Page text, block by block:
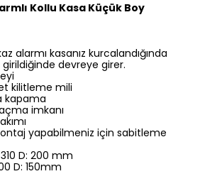
Kollu Kasa Küçük Boy
alarmı kasanız kurcalandığında
girildiğinde devreye girer.
kilitleme mili
kapama
imkanı
yapabilmeniz için sabitleme
D: 200 mm
D: 150mm